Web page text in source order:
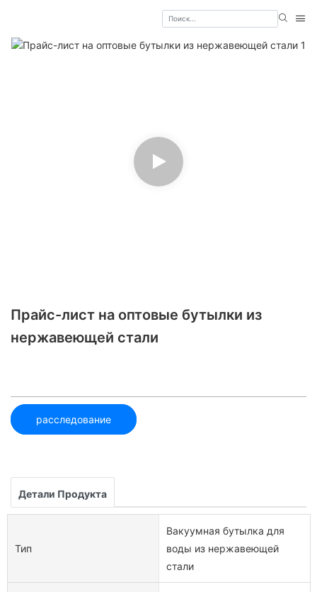
Прайс-лист на оптовые бутылки из
нержавеющей стали
расследование
Детали Продукта
Тип
Вакуумная бутылка для
воды из нержавеющей
стали